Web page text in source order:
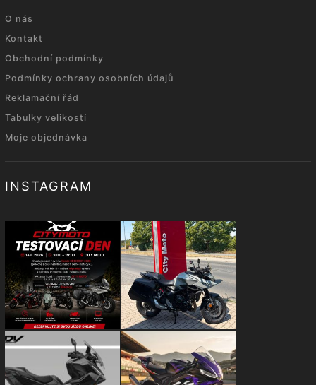
O nás
Kontakt
Obchodní podmínky
Podmínky ochrany osobních údajů
Reklamační řád
Tabulky velikostí
Moje objednávka
INSTAGRAM